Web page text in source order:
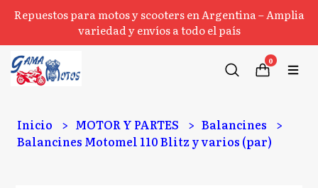
Repuestos para motos y scooters en Argentina – Amplia
variedad y envíos a todo el país
0
Inicio MOTOR Y PARTES
Balancines
Balancines Motomel 110 Blitz y varios (par)